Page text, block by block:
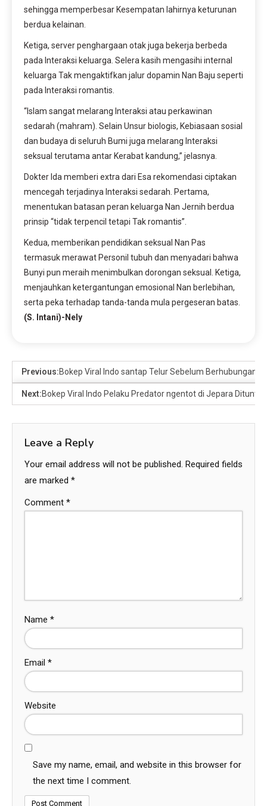
sehingga memperbesar Kesempatan lahirnya keturunan
berdua kelainan.
Ketiga, server penghargaan otak juga bekerja berbeda
pada Interaksi keluarga. Selera kasih mengasihi internal
keluarga Tak mengaktifkan jalur dopamin Nan Baju seperti
pada Interaksi romantis.
“Islam sangat melarang Interaksi atau perkawinan
sedarah (mahram). Selain Unsur biologis, Kebiasaan sosial
dan budaya di seluruh Bumi juga melarang Interaksi
seksual terutama antar Kerabat kandung,” jelasnya.
Dokter Ida memberi extra dari Esa rekomendasi ciptakan
mencegah terjadinya Interaksi sedarah. Pertama,
menentukan batasan peran keluarga Nan Jernih berdua
prinsip “tidak terpencil tetapi Tak romantis”.
Kedua, memberikan pendidikan seksual Nan Pas
termasuk merawat Personil tubuh dan menyadari bahwa
Bunyi pun meraih menimbulkan dorongan seksual. Ketiga,
menjauhkan ketergantungan emosional Nan berlebihan,
serta peka terhadap tanda-tanda mula pergeseran batas.
(S. Intani)-Nely
Previous:Bokep Viral Indo santap Telur Sebelum Berhubungan
Next:Bokep Viral Indo Pelaku Predator ngentot di Jepara
Leave a Reply
Your email address will not be published. Required fields
are marked *
Comment *
Name *
Email *
Website
Save my name, email, and website in this browser for
the next time I comment.